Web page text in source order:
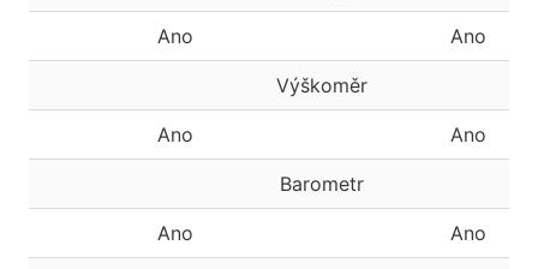
Ano Ano
Výškoměr
Ano Ano
Barometr
Ano Ano